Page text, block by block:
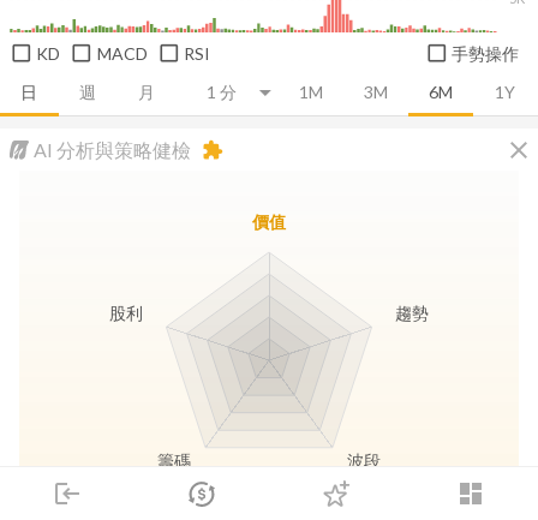
login dashboard
市場 登入
日 週 月 1M 3M 6M 1Y
KD MACD RSI 手勢操作
AI 分析與策略健檢 close
extension
價值
趨勢
波段
籌碼
股利